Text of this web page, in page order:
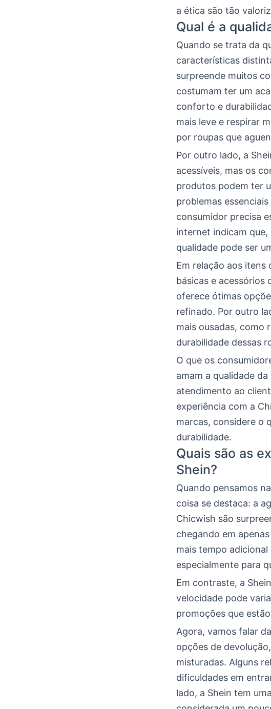
a ética são tão
Qual é a
Quando se trata da
características
surpreende muitos
costumam ter um
conforto e
mais leve e respirar
por roupas que
Por outro lado, a
acessíveis, mas os
produtos podem ter
problemas
consumidor precisa
internet indicam que,
qualidade pode ser
Em relação aos itens
básicas e acessórios
oferece ótimas
refinado. Por outro
mais ousadas, como
durabilidade dessas
O que os
amam a qualidade
atendimento ao
experiência com a
marcas, considere o
durabilidade.
Quais são as
Shein?
Quando pensamos
coisa se destaca: a
Chicwish são
chegando em
mais tempo
especialmente para
Em contraste, a
velocidade pode
promoções que
Agora, vamos falar
opções de
misturadas. Alguns
dificuldades em
lado, a Shein tem